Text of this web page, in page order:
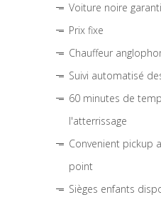
Voiture noire
Prix fixe
Chauffeur
Suivi automatisé
60 minutes de
l'atterrissage
Convenient pickup
point
Sièges enfants